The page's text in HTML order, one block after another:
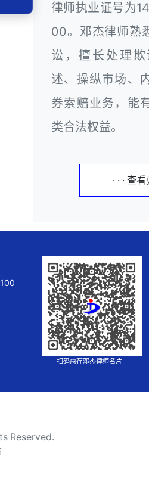
律师执业证号为
00。邓杰律师熟
讼，擅长处理
述、操纵市场、
券索赔业务，能
类合法权益。
· · · 查看
扫码惠存邓杰律师名片
Reserved.